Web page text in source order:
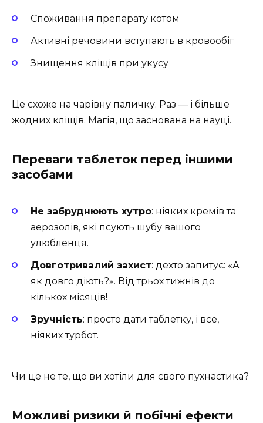
Споживання препарату котом
Активні речовини вступають в кровообіг
Знищення кліщів при укусу
Це схоже на чарівну паличку. Раз — і більше
жодних кліщів. Магія, що заснована на науці.
Переваги таблеток перед іншими
засобами
Не забруднюють хутро: ніяких кремів та
аерозолів, які псують шубу вашого
улюбленця.
Довготривалий захист: дехто запитує: «А
як довго діють?». Від трьох тижнів до
кількох місяців!
Зручність: просто дати таблетку, і все,
ніяких турбот.
Чи це не те, що ви хотіли для свого пухнастика?
Можливі ризики й побічні ефекти